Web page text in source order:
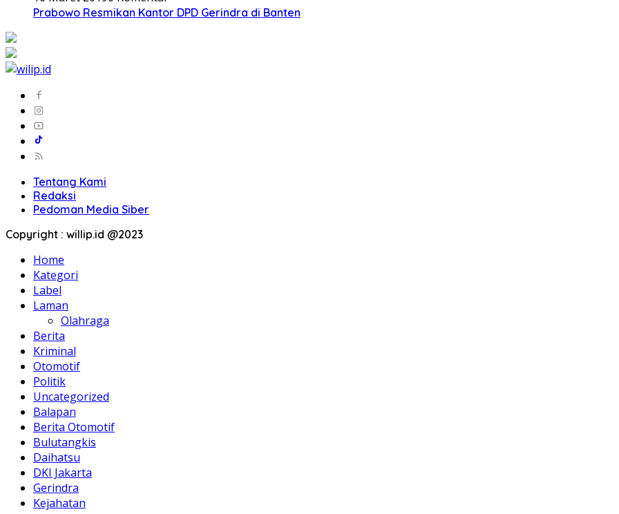
Prabowo Resmikan Kantor DPD Gerindra di Banten
Tentang Kami
Redaksi
Pedoman Media Siber
Copyright : willip.id @2023
Home
Kategori
Label
Laman
Olahraga
Berita
Kriminal
Otomotif
Politik
Uncategorized
Balapan
Berita Otomotif
Bulutangkis
Daihatsu
DKI Jakarta
Gerindra
Kejahatan